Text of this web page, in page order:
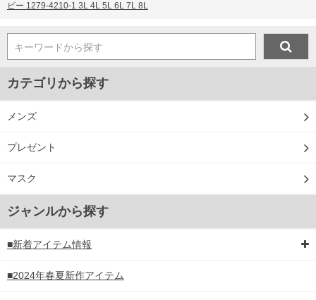
ビー 1279-4210-1 3L 4L 5L 6L 7L 8L
キーワードから探す
カテゴリから探す
メンズ
プレゼント
マスク
ジャンルから探す
■新着アイテム情報
■2024年春夏新作アイテム